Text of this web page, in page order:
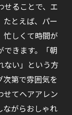
ト×パーマ
有を
う
を伝えるコ
A
せることで、エ
たとえば、パー
忙しくて時間が
できます。「朝
ない」という方
次第で雰囲気を
せてヘアアレン
ながらおしゃれ